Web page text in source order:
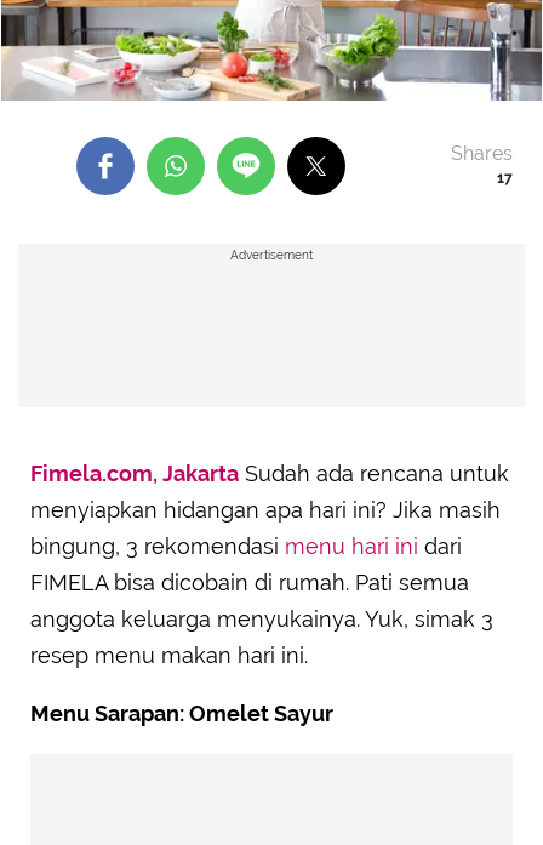
17
Shares
Advertisement
Fimela.com, Jakarta Sudah ada rencana untuk
menyiapkan hidangan apa hari ini? Jika masih
bingung, 3 rekomendasi menu hari ini dari
FIMELA bisa dicobain di rumah. Pati semua
anggota keluarga menyukainya. Yuk, simak 3
resep menu makan hari ini.
Menu Sarapan: Omelet Sayur